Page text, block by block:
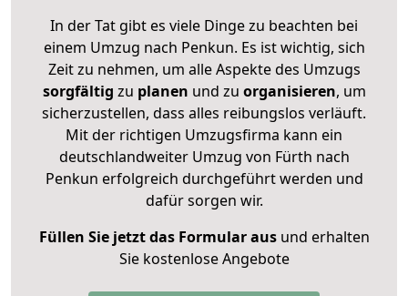
In der Tat gibt es viele Dinge zu beachten bei
einem Umzug nach Penkun. Es ist wichtig, sich
Zeit zu nehmen, um alle Aspekte des Umzugs
sorgfältig zu planen und zu organisieren, um
sicherzustellen, dass alles reibungslos verläuft.
Mit der richtigen Umzugsfirma kann ein
deutschlandweiter Umzug von Fürth nach
Penkun erfolgreich durchgeführt werden und
dafür sorgen wir.
Füllen Sie jetzt das Formular ausund erhalten
Sie kostenlose Angebote